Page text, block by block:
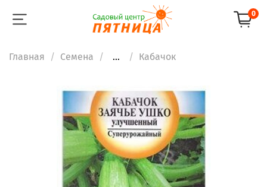
0
Главная Семена ... Кабачок